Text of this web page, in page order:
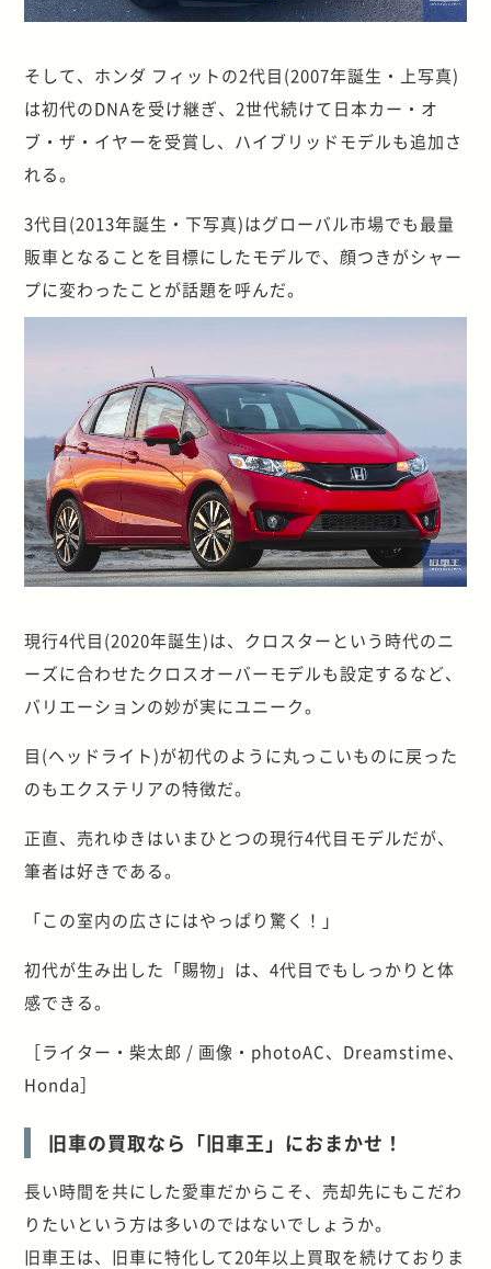
そして、ホンダ フィットの2代目(2007年誕生・上写真)
は初代のDNAを受け継ぎ、2世代続けて日本カー・オ
ブ・ザ・イヤーを受賞し、ハイブリッドモデルも追加さ
れる。
3代目(2013年誕生・下写真)はグローバル市場でも最量
販車となることを目標にしたモデルで、顔つきがシャー
プに変わったことが話題を呼んだ。
現行4代目(2020年誕生)は、クロスターという時代のニ
ーズに合わせたクロスオーバーモデルも設定するなど、
バリエーションの妙が実にユニーク。
目(ヘッドライト)が初代のように丸っこいものに戻った
のもエクステリアの特徴だ。
正直、売れゆきはいまひとつの現行4代目モデルだが、
筆者は好きである。
「この室内の広さにはやっぱり驚く！」
初代が生み出した「賜物」は、4代目でもしっかりと体
感できる。
［ライター・柴太郎 / 画像・photoAC、Dreamstime、
Honda］
旧車の買取なら「旧車王」におまかせ！
長い時間を共にした愛車だからこそ、売却先にもこだわ
りたいという方は多いのではないでしょうか。
旧車王は、旧車に特化して20年以上買取を続けておりま